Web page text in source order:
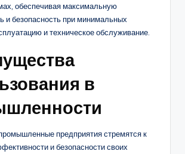
обеспечивая максимальную
и безопасность при минимальных
и техническое обслуживание.
в
предприятия стремятся к
и безопасности своих